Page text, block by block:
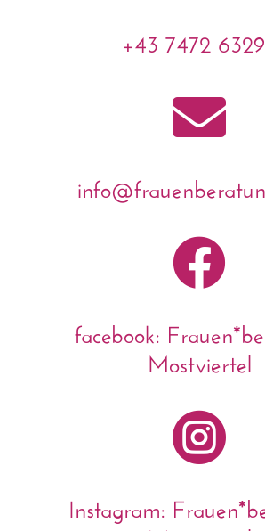
+43 7472


facebook:
Mostviertel

Instagram: